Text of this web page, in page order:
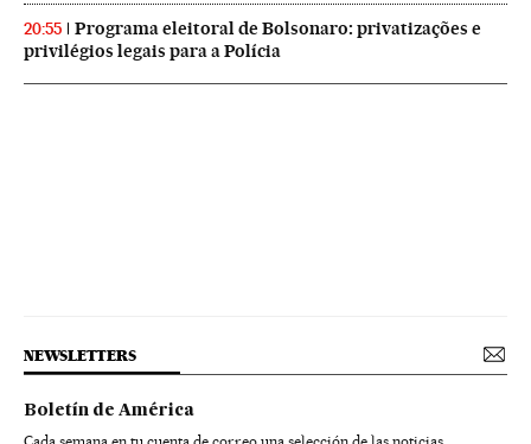
20:55
Programa eleitoral de Bolsonaro: privatizações e
privilégios legais para a Polícia
NEWSLETTERS
Boletín de América